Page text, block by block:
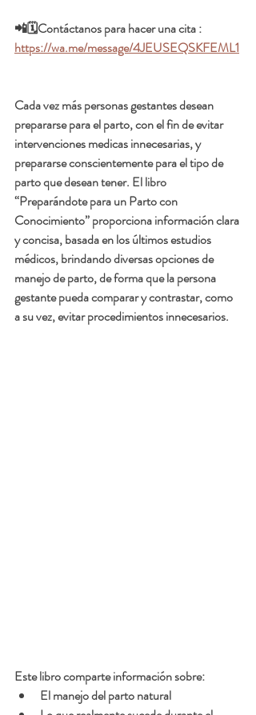
📲🗓️Contáctanos para hacer una cita :
https://wa.me/message/4JEUSEQSKFEML1
Cada vez más personas gestantes desean
prepararse para el parto, con el fin de evitar
intervenciones medicas innecesarias, y
prepararse conscientemente para el tipo de
parto que desean tener. El libro
“Preparándote para un Parto con
Conocimiento” proporciona información clara
y concisa, basada en los últimos estudios
médicos, brindando diversas opciones de
manejo de parto, de forma que la persona
gestante pueda comparar y contrastar, como
a su vez, evitar procedimientos innecesarios.
Este libro comparte información sobre:
El manejo del parto natural